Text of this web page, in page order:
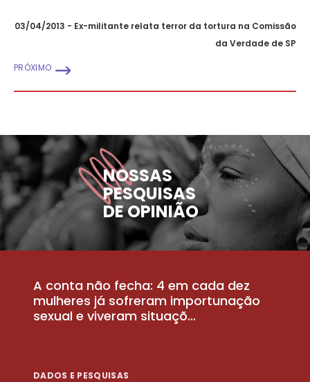
03/04/2013 - Ex-militante relata terror da tortura na Comissão
da Verdade de SP
PRÓXIMO
NOSSAS
PESQUISAS
DE OPINIÃO
A conta não fecha: 4 em cada dez
mulheres já sofreram importunação
sexual e viveram situaçõ...
DADOS E PESQUISAS